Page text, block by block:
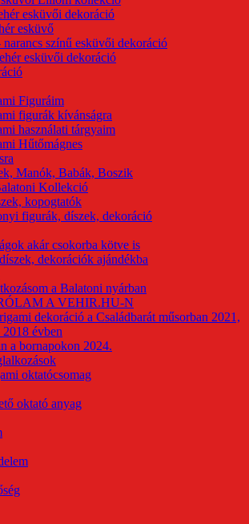
esküvői dekoráció
esküvő
narancs színű esküvői dekoráció
esküvői dekoráció
Figuráim
figurák kívánságra
használati tárgyaim
Hűtőmágnes
Manók, Babák, Boszik
Kollekció
kopogtatók
figurák, díszek, dekoráció
akár csokorba kötve is
dekorációk ajándékba
a Balatoni nyárban
A VEHIR.HU-N
dekoráció a Családbarát műsorban 2021,
2018 évben
a bornapokon 2024.
oktatócsomag
oktató anyag